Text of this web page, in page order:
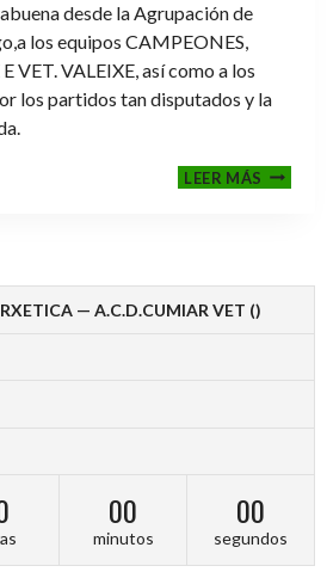
desde la Agrupación de
los equipos CAMPEONES,
VET. VALEIXE, así como a los
los partidos tan disputados y la
LEER MÁS
2024-
— A.C.D.CUMIAR VET ()
00
minutos
00
segundos